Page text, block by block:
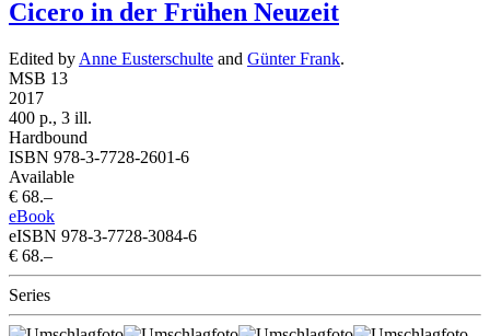
Cicero in der Frühen Neuzeit
Edited by Anne Eusterschulte and Günter Frank.
MSB 13
2017
400 p., 3 ill.
Hardbound
ISBN 978-3-7728-2601-6
Available
€ 68.–
eBook
eISBN 978-3-7728-3084-6
€ 68.–
Series